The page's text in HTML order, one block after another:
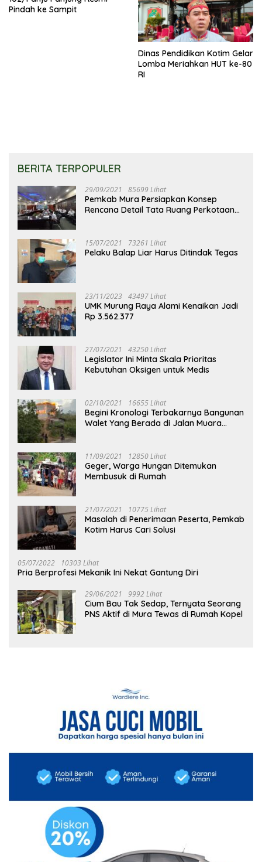
Pindah ke Sampit
Dinas Pendidikan Kotim Gelar
Lomba Meriahkan HUT ke-80
RI
BERITA TERPOPULER
29/09/2021 85699 Lihat
Pemkab Mura Persiapkan Konsep
Rencana Detail Tata Ruang Perkotaan
15/07/2021 73261 Lihat
Pelaku Balap Liar Harus Ditindak Tegas
23/11/2023 43497 Lihat
UMK Murung Raya Alami Kenaikan Jadi
Rp 3.562.377
27/07/2021 43250 Lihat
Legislator Ini Minta Skala Prioritas
Kebutuhan Oksigen untuk Medis
02/10/2021 16655 Lihat
Begini Kronologi Terbakarnya Bangunan
Walet Yang Berada di Jalan Muara
11/09/2021 12850 Lihat
Geger, Warga Hungan Ditemukan
Membusuk di Rumah
21/07/2021 10775 Lihat
Masalah di Penerimaan Peserta, Pemkab
Kotim Harus Cari Solusi
05/07/2022 10303 Lihat
Pria Berprofesi Mekanik Ini Nekat Gantung Diri
29/06/2021 9992 Lihat
Cium Bau Tak Sedap, Ternyata Seorang
PNS Aktif di Mura Tewas di Rumah Kopel